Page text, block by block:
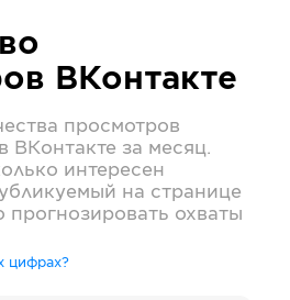
ВКонтакте
просмотров
ВКонтакте за месяц.
интересен
на странице
охваты
цифрах?